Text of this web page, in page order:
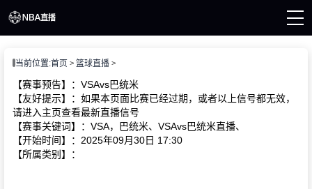
播
闻
当前位置:首页 篮球直播
【赛事预告】：VSAvs巴统米
【友好提示】：如果本页面比赛已经过期，或者以上信号都无效，
请进入主页查看最新直播信号
【赛事关键词】：VSA，巴统米、VSAvs巴统米直播、
【开始时间】：2025年09月30日 17:30
【所属类别】：